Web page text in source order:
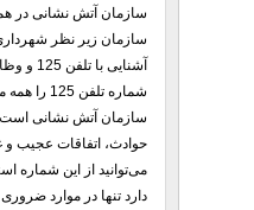
سازمان آتش نشانی در
سازمان زیر نظر
آشنایی با تلفن 125 و وظابف آتش نشانی
شماره
سازمان آتش نشانی
حوادث، اتفاقات عجیب و
می‌توانید از این شماره
دارد تنها در موارد